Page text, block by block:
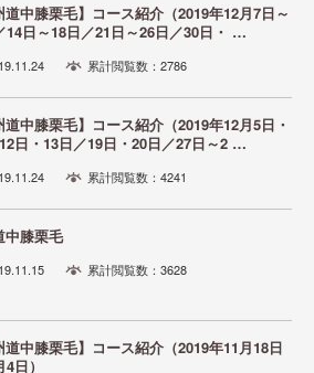
道中膝栗毛】コース紹介（2019年12月7日～
14日～18日／21日～26日／30日・ …
累計閲覧数：2786
道中膝栗毛】コース紹介（2019年12月5日・
日・13日／19日・20日／27日～2 …
累計閲覧数：4241
中膝栗毛
累計閲覧数：3628
道中膝栗毛】コース紹介（2019年11月18日
日）